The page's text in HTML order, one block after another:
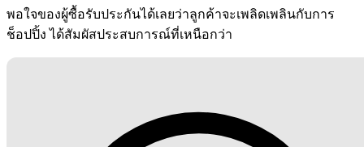
พอใจของผู้ซื้อรับประกันได้เลยว่าลูกค้าจะเพลิดเพลินกับการ
ช็อปปิ้ง ได้สัมผัสประสบการณ์ที่เหนือกว่า